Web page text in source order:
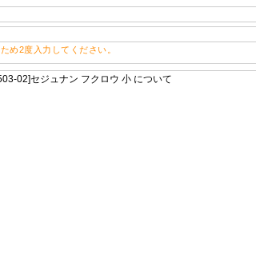
め2度入力してください。